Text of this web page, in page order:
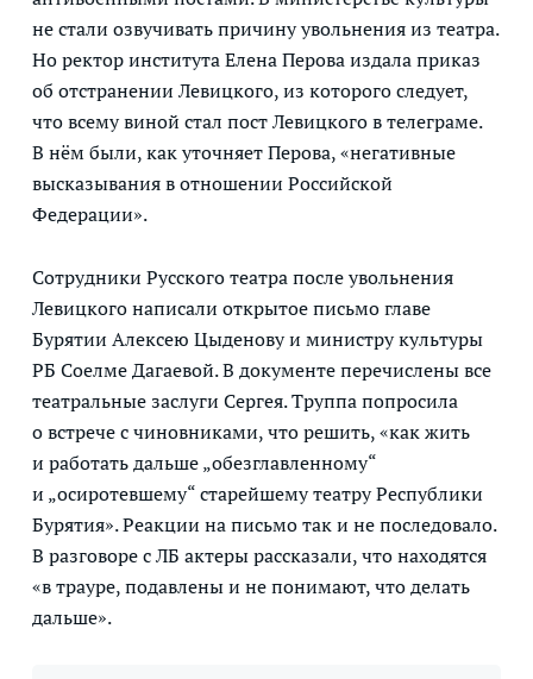
не стали озвучивать причину увольнения из театра.
Но ректор института Елена Перова издала приказ
об отстранении Левицкого, из которого следует,
что всему виной стал пост Левицкого в телеграме.
В нём были, как уточняет Перова, «негативные
высказывания в отношении Российской
Федерации».
Сотрудники Русского театра после увольнения
Левицкого написали открытое письмо главе
Бурятии Алексею Цыденову и министру культуры
РБ Соелме Дагаевой. В документе перечислены все
театральные заслуги Сергея. Труппа попросила
о встрече с чиновниками, что решить, «как жить
и работать дальше „обезглавленному“
и „осиротевшему“ старейшему театру Республики
Бурятия». Реакции на письмо так и не последовало.
В разговоре с ЛБ актеры рассказали, что находятся
«в трауре, подавлены и не понимают, что делать
дальше».